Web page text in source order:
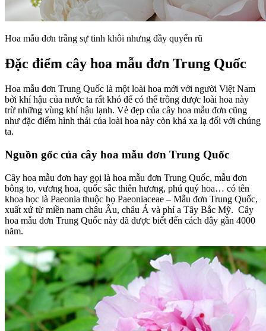
Hoa mẫu đơn trắng sự tinh khôi nhưng đầy quyến rũ
Đặc điểm cây hoa mẫu đơn Trung Quốc
Hoa mẫu đơn Trung Quốc là một loài hoa mới với người Việt Nam
bởi khí hậu của nước ta rất khó để có thể trồng được loài hoa này
trừ những vùng khí hậu lạnh. Vẻ đẹp của cây hoa mẫu đơn cũng
như đặc điểm hình thái của loài hoa này còn khá xa lạ đối với chúng
ta.
Nguồn gốc của cây hoa mẫu đơn Trung Quốc
Cây hoa mẫu đơn hay gọi là hoa mẫu đơn Trung Quốc, mẫu đơn
bông to, vương hoa, quốc sắc thiên hương, phú quý hoa… có tên
khoa học là Paeonia thuộc họ Paeoniaceae – Mẫu đơn Trung Quốc,
xuất xứ từ miền nam châu Âu, châu Á và phí a Tây Bắc Mỹ. Cây
hoa mẫu đơn Trung Quốc này đã được biết đến cách đây gần 4000
năm.